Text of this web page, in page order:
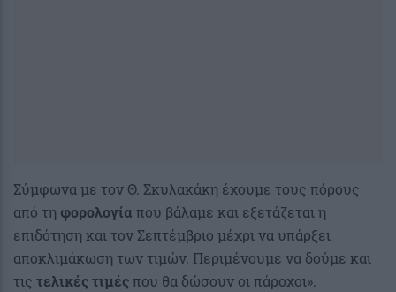
Σύμφωνα με τον Θ. Σκυλακάκη έχουμε τους πόρους
από τη φορολογία που βάλαμε και εξετάζεται η
επιδότηση και τον Σεπτέμβριο μέχρι να υπάρξει
αποκλιμάκωση των τιμών. Περιμένουμε να δούμε και
τις τελικές τιμές που θα δώσουν οι πάροχοι».